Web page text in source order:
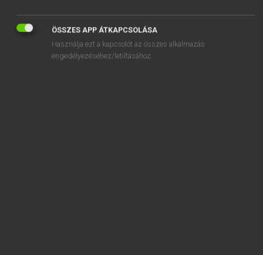
Bezugsgewicht
Bezugsjahr
ÖSSZES APP ÁTKAPCSOLÁSA
Használja ezt a kapcsolót az összes alkalmazás
engedélyezéséhez/letiltásához.